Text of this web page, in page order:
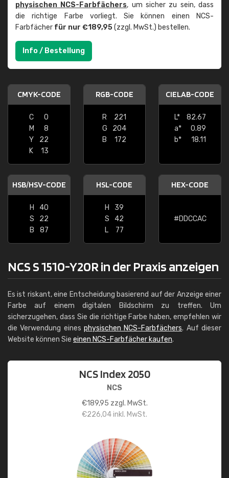
physischen NCS-Farbfächers, um sicher zu sein, dass
die richtige Farbe vorliegt. Sie können einen NCS-
Farbfächer für nur €189,95(zzgl. MwSt.) bestellen.
Info / Bestellung
CMYK-CODE
C
0
M
8
Y
22
K
13
RGB-CODE
R
221
G
204
B
172
CIELAB-CODE
L*
82.67
a*
0.89
b*
18.11
HSB/HSV-CODE
H
40
S
22
B
87
HSL-CODE
H
39
S
42
L
77
HEX-CODE
#DDCCAC
NCS S 1510-Y20R in der Praxis anzeigen
Es ist riskant, eine Entscheidung basierend auf der Anzeige einer
Farbe auf einem digitalen Bildschirm zu treffen. Um
sicherzugehen, dass Sie die richtige Farbe haben, empfehlen wir
die Verwendung eines physischen NCS-Farbfächers. Auf dieser
Website können Sie einen NCS-Farbfächer kaufen.
NCS Index 2050
NCS
€189,95 zzgl. MwSt.
€226,04inkl. MwSt.